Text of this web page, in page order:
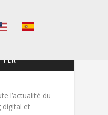
l’actualité du
digital et